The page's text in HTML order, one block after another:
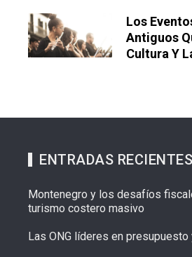
Los
Antiguos
Cultura Y
ENTRADAS RECIENTES
Montenegro y los desafíos
turismo costero masivo
Las ONG líderes en presupuesto